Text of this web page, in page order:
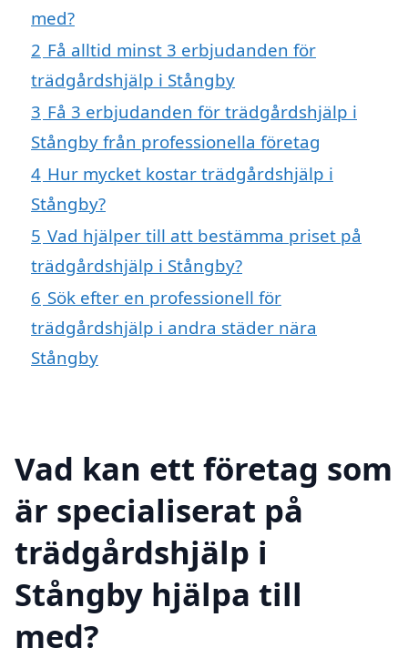
med?
2 Få alltid minst 3 erbjudanden för
trädgårdshjälp i Stångby
3 Få 3 erbjudanden för trädgårdshjälp i
Stångby från professionella företag
4 Hur mycket kostar trädgårdshjälp i
Stångby?
5 Vad hjälper till att bestämma priset på
trädgårdshjälp i Stångby?
6 Sök efter en professionell för
trädgårdshjälp i andra städer nära
Stångby
Vad kan ett företag som
är specialiserat på
trädgårdshjälp i
Stångby hjälpa till
med?